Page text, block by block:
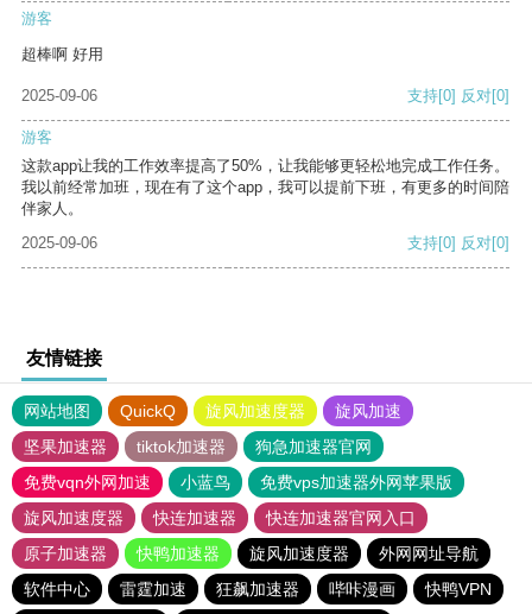
游客
超棒啊 好用
2025-09-06 支持[0] 反对[0]
游客
这款app让我的工作效率提高了50%，让我能够更轻松地完成工作任务。
我以前经常加班，现在有了这个app，我可以提前下班，有更多的时间陪
伴家人。
2025-09-06
支持[0] 反对[0]
友情链接
网站地图 QuickQ 旋风加速度器
旋风加速
坚果加速器
tiktok加速器
狗急加速器官网
免费vqn外网加速
小蓝鸟
免费vps加速器外网苹果版
旋风加速度器
快连加速器
快连加速器官网入口
原子加速器
快鸭加速器 旋风加速度器
外网网址导航
软件中心
雷霆加速 狂飙加速器 哔咔漫画
快鸭VPN